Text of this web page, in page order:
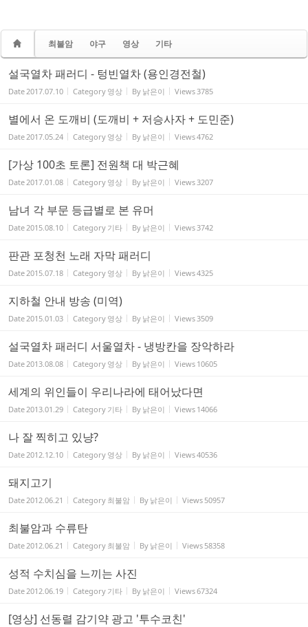
최불암 야구 영상 기타
설국열차 패러디 - 텅빈열차 (용인경전철)
Date 2017.07.10 Category 영상 By 낡은이 Views 3785
별에서 온 도깨비 (도깨비 + 저승사자 + 도민준)
Date 2017.05.24 Category 영상 By 낡은이 Views4762
[가상 100초 토론] 전원책 대 박근혜
Date 2017.01.08 Category 영상 By 낡은이 Views 3207
남녀 각 부문 등급별로 본 유머
Date 2015.08.10 Category 기타 By 낡은이 Views 3742
판관 포청천 노래 자막 패러디
Date 2015.07.18 Category 영상 By 낡은이 Views4325
지하철 안내 방송 (미역)
Date 2015.01.03 Category 영상 By 낡은이 Views 3509
설국열차 패러디 서울열차 - 냉방칸을 장악하라
Date 2013.08.08 Category 영상 By 낡은이 Views 10605
세계의 위인들이 우리나라에 태어났다면
Date 2013.01.29 Category 기타 By 낡은이 Views 14066
나 잘 찍히고 있냥?
Date 2012.12.10 Category 영상 By 낡은이 Views40536
돼지고기
Date 2012.06.21 Category 최불암 By 낡은이 Views 50957
최불암과 수류탄
Date 2012.06.21 Category 최불암 By 낡은이 Views 58358
성적 수치심을 느끼는 사진
Date 2012.06.19 Category 기타 By 낡은이 Views67324
[영상] 선동렬 감기약 광고 '투수코친'